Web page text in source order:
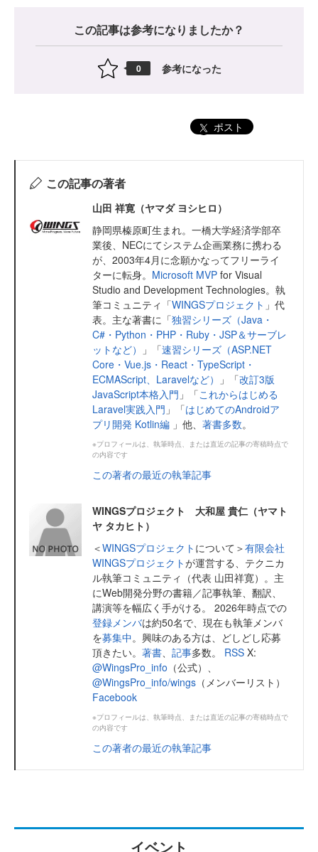
この記事は参考になりましたか？
0 参考になった
ポスト
この記事の著者
山田 祥寛（ヤマダ ヨシヒロ）
静岡県榛原町生まれ。一橋大学経済学部卒
業後、NECにてシステム企画業務に携わる
が、2003年4月に念願かなってフリーライ
ターに転身。 Microsoft MVP for Visual
Studio and Development Technologies。執
筆コミュニティ「WINGSプロジェクト 」代
表。主な著書に「独習シリーズ（Java・
C#・Python・PHP・Ruby・JSP＆サーブレ
ットなど）
」「速習シリーズ（ASP.NET
Core・Vue.js・React・TypeScript・
ECMAScript、Laravelなど）
」「改訂3版
JavaScript本格入門 」「これからはじめる
Laravel実践入門 」「はじめてのAndroidア
プリ開発 Kotlin編 」他、 著書多数。
※プロフィールは、執筆時点、または直近の記事の寄稿時点で
の内容です
この著者の最近の執筆記事
WINGSプロジェクト 大和屋 貴仁（ヤマト
ヤ タカヒト）
＜WINGSプロジェクト について＞有限会社
WINGSプロジェクトが運営する、テクニカ
ル執筆コミュニティ（代表 山田祥寛）。主
にWeb開発分野の書籍／記事執筆、翻訳、
講演等を幅広く手がける。 2026年時点での
登録メンバは約50名で、現在も執筆メンバ
を募集中。興味のある方は、どしどし応募
頂きたい。 著書 記事多数。 RSS X:
@WingsPro_info （公式）、
@WingsPro_info/wings （メンバーリスト）
Facebook
※プロフィールは、執筆時点、または直近の記事の寄稿時点で
の内容です
この著者の最近の執筆記事
イベント